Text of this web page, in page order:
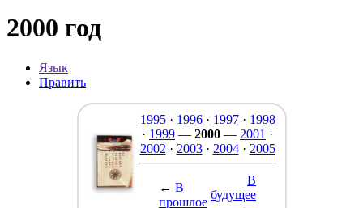
2000 год
Язык
Править
1995· 1996· 1997· 1998
· 1999 — 2000 — 2001 ·
2002 · 2003· 2004· 2005
← В
прошлое
В
будущее